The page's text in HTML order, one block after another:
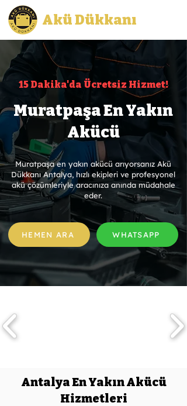
Akü Dükkanı
15 Dakika'da Ücretsiz Hizmet!
Muratpaşa En Yakın
Akücü
Muratpaşa en yakın akücü arıyorsanız Akü
Dükkanı Antalya, hızlı ekipleri ve profesyonel
akü çözümleriyle aracınıza anında müdahale
eder.
HEMEN ARA WHATSAPP
Antalya En Yakın Akücü
Hizmetleri